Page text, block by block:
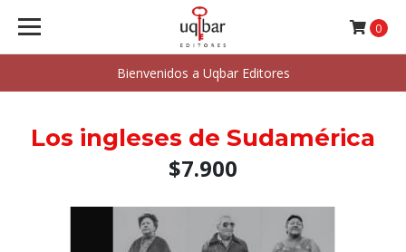
Bienvenidos a Uqbar Editores
0
Los ingleses de Sudamérica
$7.900